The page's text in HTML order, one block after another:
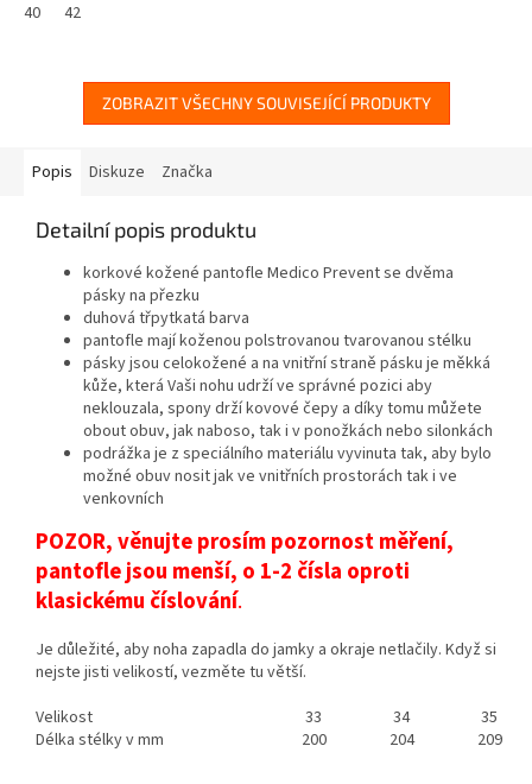
40
42
ZOBRAZIT VŠECHNY SOUVISEJÍCÍ PRODUKTY
Popis Diskuze Značka
Detailní popis produktu
korkové kožené pantofle Medico Prevent se dvěma
pásky na přezku
duhová třpytkatá barva
pantofle mají koženou polstrovanou tvarovanou stélku
pásky jsou celokožené a na vnitřní straně pásku je měkká
kůže, která Vaši nohu udrží ve správné pozici aby
neklouzala, spony drží kovové čepy a díky tomu můžete
obout obuv, jak naboso, tak i v ponožkách nebo silonkách
podrážka je z speciálního materiálu vyvinuta tak, aby bylo
možné obuv nosit jak ve vnitřních prostorách tak i ve
venkovních
POZOR, věnujte prosím pozornost měření,
pantofle jsou menší, o 1-2 čísla oproti
klasickému číslování.
Je důležité, aby noha zapadla do jamky a okraje netlačily. Když si
nejste jisti velikostí, vezměte tu větší.
Velikost
33 34
35
Délka stélky v mm
200 204 209